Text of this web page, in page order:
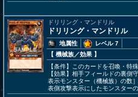
ドリリング・マンドリル
ドリリング・マンドリル
地属性
レベル 7
【 機械族／効果 】
【条件】このカードを召喚・特
【効果】相手フィールドの裏側
表示モンスター（機械族）の数
表側攻撃表示にしたモンスター